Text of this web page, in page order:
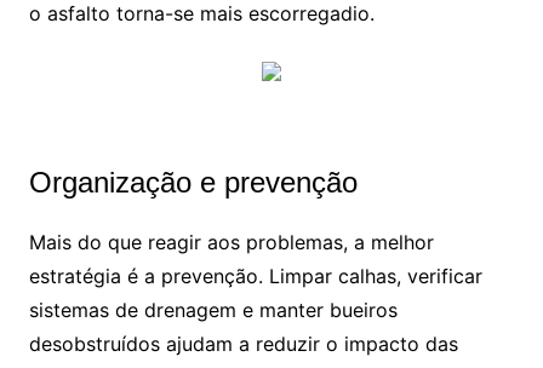
o asfalto torna-se mais escorregadio.
Organização e prevenção
Mais do que reagir aos problemas, a melhor
estratégia é a prevenção. Limpar calhas, verificar
sistemas de drenagem e manter bueiros
desobstruídos ajudam a reduzir o impacto das